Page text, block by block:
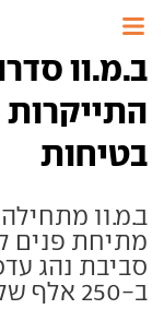
בטיחות
מתיחת פנים
סביבת נהג
ב-250 אלף שקל. כל הפרטים בפנים